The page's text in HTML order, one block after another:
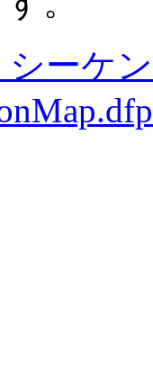
シーケ